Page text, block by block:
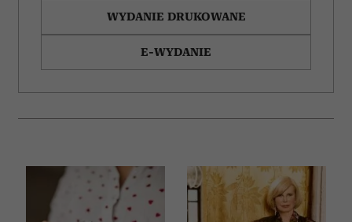
WYDANIE DRUKOWANE
E-WYDANIE